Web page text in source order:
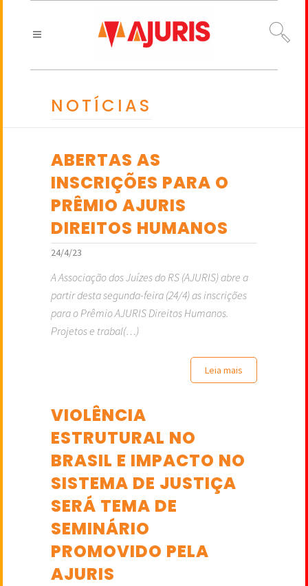
NOTÍCIAS
ABERTAS AS
INSCRIÇÕES PARA O
PRÊMIO AJURIS
DIREITOS HUMANOS
24/4/23
A Associação dos Juízes do RS (AJURIS) abre a
partir desta segunda-feira (24/4) as inscrições
para o Prêmio AJURIS Direitos Humanos.
Projetos e trabal(…)
Leia mais
VIOLÊNCIA
ESTRUTURAL NO
BRASIL E IMPACTO NO
SISTEMA DE JUSTIÇA
SERÁ TEMA DE
SEMINÁRIO
PROMOVIDO PELA
AJURIS